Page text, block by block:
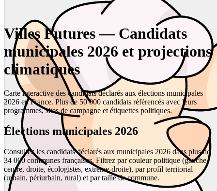
Villes Futures — Candidats
municipales 2026 et projections
climatiques
Carte interactive des candidats déclarés aux élections municipales
2026 en France. Plus de 50 000 candidats référencés avec leurs
programmes, sites de campagne et étiquettes politiques.
Élections municipales 2026
Consultez les candidats déclarés aux municipales 2026 dans plus de
34 000 communes françaises. Filtrez par couleur politique (gauche,
centre, droite, écologistes, extrême-droite), par profil territorial
(urbain, périurbain, rural) et par taille de commune.